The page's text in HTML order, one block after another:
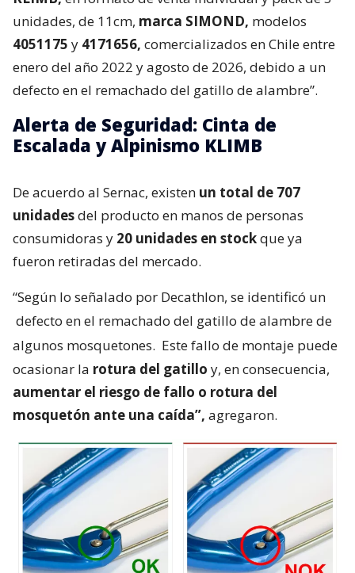
unidades, de 11cm, marca SIMOND, modelos
4051175 y 4171656, comercializados en Chile entre
enero del año 2022 y agosto de 2026, debido a un
defecto en el remachado del gatillo de alambre”.
Alerta de Seguridad: Cinta de
Escalada y Alpinismo KLIMB
De acuerdo al Sernac, existen un total de 707
unidadesdel producto en manos de personas
consumidoras y 20 unidades en stockque ya
fueron retiradas del mercado.
“Según lo señalado por Decathlon, se identificó un
defecto en el remachado del gatillo de alambre de
algunos mosquetones. Este fallo de montaje puede
ocasionar la rotura del gatillo y, en consecuencia,
aumentar el riesgo de fallo o rotura del
mosquetón ante una caída”, agregaron.